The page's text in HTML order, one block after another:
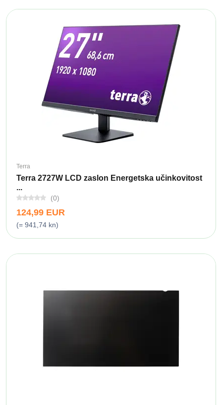
Terra
Terra 2727W LCD zaslon Energetska učinkovitost
...
(0)
124,99 EUR
(= 941,74 kn)